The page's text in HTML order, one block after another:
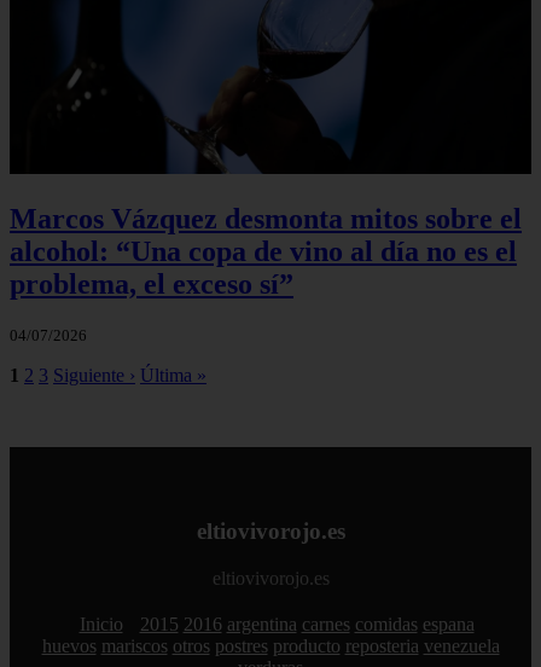
Marcos Vázquez desmonta mitos sobre el
alcohol: “Una copa de vino al día no es el
problema, el exceso sí”
04/07/2026
1 2 3 Siguiente › Última »
eltiovivorojo.es
eltiovivorojo.es
Inicio 2015 2016 argentina carnes comidas espana
huevos mariscos otros postres producto reposteria venezuela